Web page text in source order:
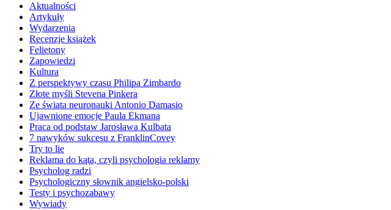
Aktualności
Artykuły
Wydarzenia
Recenzje książek
Felietony
Zapowiedzi
Kultura
Z perspektywy czasu Philipa Zimbardo
Złote myśli Stevena Pinkera
Ze świata neuronauki Antonio Damasio
Ujawnione emocje Paula Ekmana
Praca od podstaw Jarosława Kulbata
7 nawyków sukcesu z FranklinCovey
Try to lie
Reklama do kąta, czyli psychologia reklamy
Psycholog radzi
Psychologiczny słownik angielsko-polski
Testy i psychozabawy
Wywiady